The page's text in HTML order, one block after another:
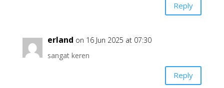
Reply
erland on 16 Jun 2025 at 07:30
sangat keren
Reply